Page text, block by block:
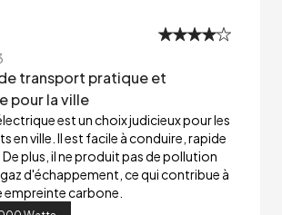
transport pratique et
pour la ville
est un choix judicieux pour les
en ville. Il est facile à conduire, rapide
plus, il ne produit pas de pollution
d'échappement, ce qui contribue à
carbone.